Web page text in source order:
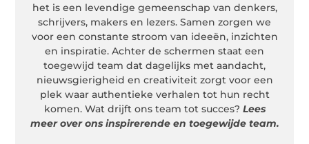
het is een levendige gemeenschap van denkers,
schrijvers, makers en lezers. Samen zorgen we
voor een constante stroom van ideeën, inzichten
en inspiratie. Achter de schermen staat een
toegewijd team dat dagelijks met aandacht,
nieuwsgierigheid en creativiteit zorgt voor een
plek waar authentieke verhalen tot hun recht
komen. Wat drijft ons team tot succes? Lees
meer over ons inspirerende en toegewijde team.